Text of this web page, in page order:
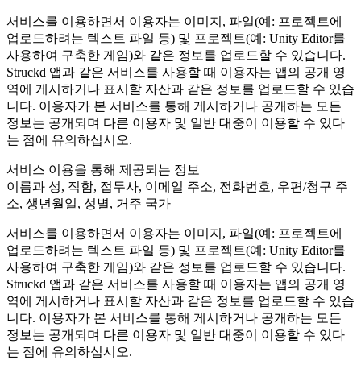
서비스를 이용하면서 이용자는 이미지, 파일(예: 프로젝트에
업로드하려는 텍스트 파일 등) 및 프로젝트(예: Unity Editor를
사용하여 구축한 게임)와 같은 정보를 업로드할 수 있습니다.
Struckd 앱과 같은 서비스를 사용할 때 이용자는 앱의 공개 영
역에 게시하거나 표시할 자산과 같은 정보를 업로드할 수 있습
니다. 이용자가 본 서비스를 통해 게시하거나 공개하는 모든
정보는 공개되며 다른 이용자 및 일반 대중이 이용할 수 있다
는 점에 유의하십시오.
서비스 이용을 통해 제공되는 정보
이름과 성, 직함, 접두사, 이메일 주소, 전화번호, 우편/청구 주
소, 생년월일, 성별, 거주 국가
서비스를 이용하면서 이용자는 이미지, 파일(예: 프로젝트에
업로드하려는 텍스트 파일 등) 및 프로젝트(예: Unity Editor를
사용하여 구축한 게임)와 같은 정보를 업로드할 수 있습니다.
Struckd 앱과 같은 서비스를 사용할 때 이용자는 앱의 공개 영
역에 게시하거나 표시할 자산과 같은 정보를 업로드할 수 있습
니다. 이용자가 본 서비스를 통해 게시하거나 공개하는 모든
정보는 공개되며 다른 이용자 및 일반 대중이 이용할 수 있다
는 점에 유의하십시오.